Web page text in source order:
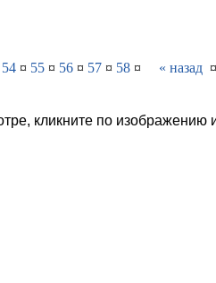
54¤ 55¤ 56¤ 57¤ 58¤ « назад
кликните по изображению